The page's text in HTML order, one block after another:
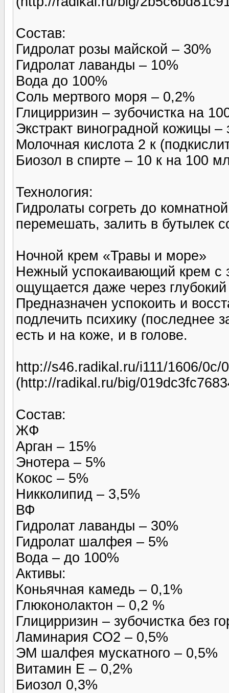
Состав:
Гидролат розы майской – 30%
Гидролат лаванды – 10%
Вода до 100%
Соль мертвого моря – 0,2%
Глицирризин – зубочистка на
Экстракт виноградной кожицы –
Молочная кислота 2 к
Биозол в спирте – 10 к на 100
Технология:
Гидролаты согреть до
перемешать, залить в бутылек
Ночной крем «Травы и море»
Нежный успокаивающий крем с
ощущается даже через
Предназначен успокоить и
подлечить психику (последнее
есть и на коже, и в голове.
http://s46.radikal.ru/i111/1606/0c/
(http://radikal.ru/big/
Состав:
ЖФ
Арган – 15%
Энотера – 5%
Кокос – 5%
Никколипид – 3,5%
ВФ
Гидролат лаванды – 30%
Гидролат шалфея – 5%
Вода – до 100%
Активы:
Коньячная камедь – 0,1%
Глюконолактон – 0,2 %
Глицирризин – зубочистка без
Ламинария СО2 – 0,5%
ЭМ шалфея мускатного – 0,5%
Витамин Е – 0,2%
Биозол 0,3%